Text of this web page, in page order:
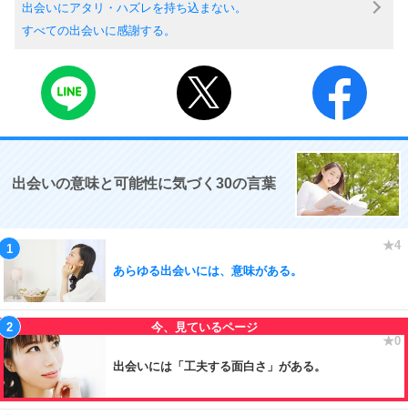
出会いにアタリ・ハズレを持ち込まない。
すべての出会いに感謝する。
出会いの意味と可能性に気づく30の言葉
あらゆる出会いには、意味がある。
出会いには「工夫する面白さ」がある。